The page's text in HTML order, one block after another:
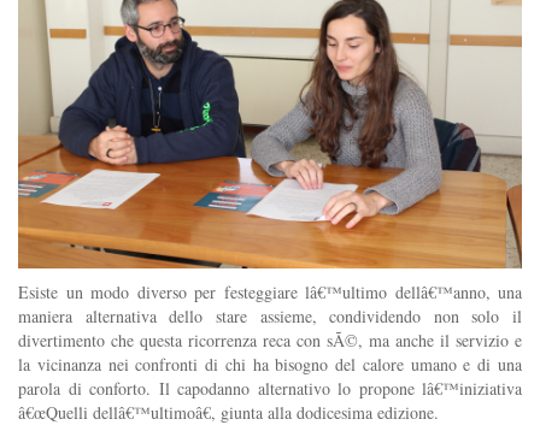
Esiste un modo diverso per festeggiare lâ€™ultimo dellâ€™anno, una
maniera alternativa dello stare assieme, condividendo non solo il
divertimento che questa ricorrenza reca con sÃ©, ma anche il servizio e
la vicinanza nei confronti di chi ha bisogno del calore umano e di una
parola di conforto. Il capodanno alternativo lo propone lâ€™iniziativa
â€œQuelli dellâ€™ultimoâ€, giunta alla dodicesima edizione.